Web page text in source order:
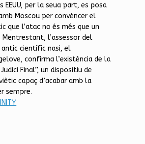
EEUU, per la seua part, es posa
Moscou per convéncer el
que l’atac no és més que un
l’assessor del
antic científic nasi, el
confirma l’existència de la
Final”, un dispositiu de
capaç d’acabar amb la
sempre.